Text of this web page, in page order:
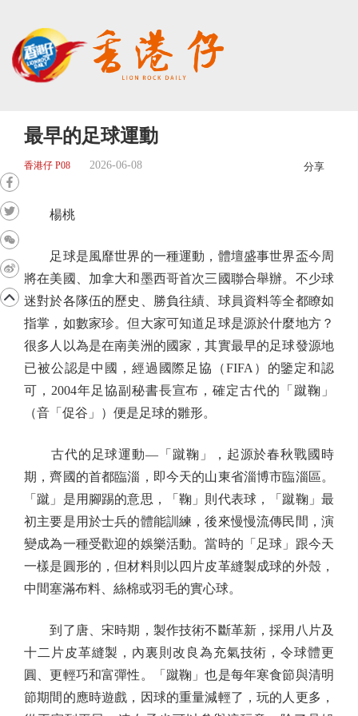
最早的足球運動
香港仔 P08 2026-06-08 分享
楊桃
足球是風靡世界的一種運動，體壇盛事世界盃今周
將在美國、加拿大和墨西哥首次三國聯合舉辦。不少球
迷對於各隊伍的歷史、勝負往績、球員資料等全都瞭如
指掌，如數家珍。但大家可知道足球是源於什麼地方？
很多人以為是在南美洲的國家，其實最早的足球發源地
已被公認是中國，經過國際足協（FIFA）的鑒定和認
可，2004年足協副秘書長宣布，確定古代的「蹴鞠」
（音「促谷」）便是足球的雛形。
古代的足球運動—「蹴鞠」，起源於春秋戰國時
期，齊國的首都臨淄，即今天的山東省淄博市臨淄區。
「蹴」是用腳踢的意思，「鞠」則代表球，「蹴鞠」最
初主要是用於士兵的體能訓練，後來慢慢流傳民間，演
變成為一種受歡迎的娛樂活動。當時的「足球」跟今天
一樣是圓形的，但材料則以四片皮革縫製成球的外殼，
中間塞滿布料、絲棉或羽毛的實心球。
到了唐、宋時期，製作技術不斷革新，採用八片及
十二片皮革縫製，內裏則改良為充氣技術，令球體更
圓、更輕巧和富彈性。「蹴鞠」也是每年寒食節與清明
節期間的應時遊戲，因球的重量減輕了，玩的人更多，